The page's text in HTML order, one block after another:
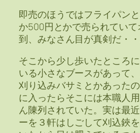
即売のほうではフライパン
か500円とかで売られてい
到、みなさん目が真剣だ・・
そこから少し歩いたところ
いる小さなブースがあって
刈り込みバサミとかあった
に入ったらそこには本職人
ん陳列されていた。実は最
ーを３軒はしごして刈込鋏